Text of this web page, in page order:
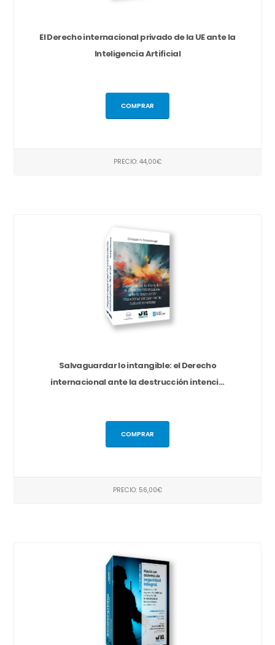
El Derecho internacional privado de la UE ante la
Inteligencia Artificial
COMPRAR
PRECIO: 44,00€
Salvaguardar lo intangible: el Derecho
internacional ante la destrucción intenci...
COMPRAR
PRECIO: 56,00€